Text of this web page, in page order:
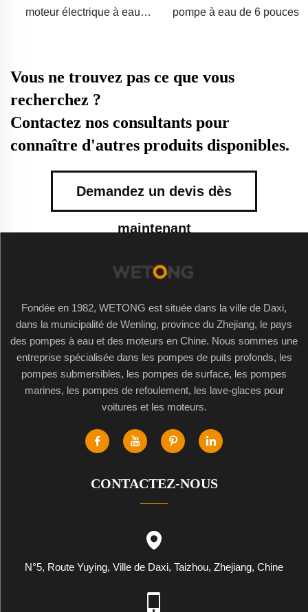
moteur électrique à eau
pompe à eau de 6 pouces
Vous ne trouvez pas ce que vous
recherchez ?
Contactez nos consultants pour
connaître d'autres produits disponibles.
Demandez un devis dès
maintenant
Fondée en 1982, WETONG est située dans la ville de Daxi,
dans la municipalité de Wenling, province du Zhejiang, le pays
des pompes à eau et des moteurs en Chine. Nous sommes une
entreprise spécialisée dans les pompes de puits profonds, les
pompes submersibles, les pompes de surface, les pompes
marines, les pompes de refoulement, les lave-glaces pour
voitures et les moteurs.
CONTACTEZ-NOUS
N°5, Route Yuying, Ville de Daxi, Taizhou, Zhejiang, Chine